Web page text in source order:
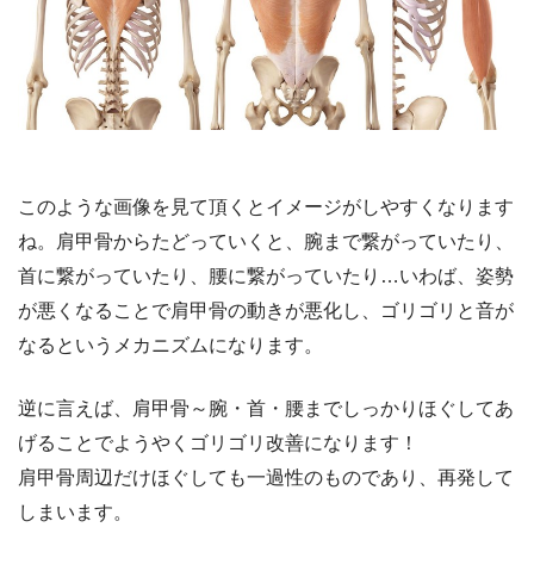
このような画像を見て頂くとイメージがしやすくなります
ね。肩甲骨からたどっていくと、腕まで繋がっていたり、
首に繋がっていたり、腰に繋がっていたり…いわば、姿勢
が悪くなることで肩甲骨の動きが悪化し、ゴリゴリと音が
なるというメカニズムになります。
逆に言えば、肩甲骨～腕・首・腰までしっかりほぐしてあ
げることでようやくゴリゴリ改善になります！
肩甲骨周辺だけほぐしても一過性のものであり、再発して
しまいます。